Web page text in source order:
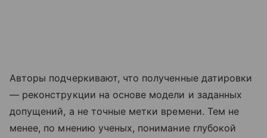
Авторы подчеркивают, что полученные датировки
— реконструкции на основе модели и заданных
допущений, а не точные метки времени. Тем не
менее, по мнению ученых, понимание глубокой